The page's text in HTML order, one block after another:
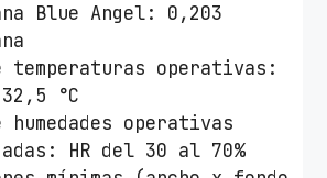
Blue Angel: 0,203
temperaturas operativas:
°C
humedades operativas
HR del 30 al 70%